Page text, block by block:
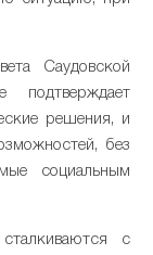
Саудовской
решения, и
без
социальным
с